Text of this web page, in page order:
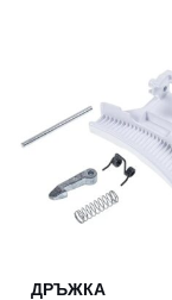
ДРЪЖКА